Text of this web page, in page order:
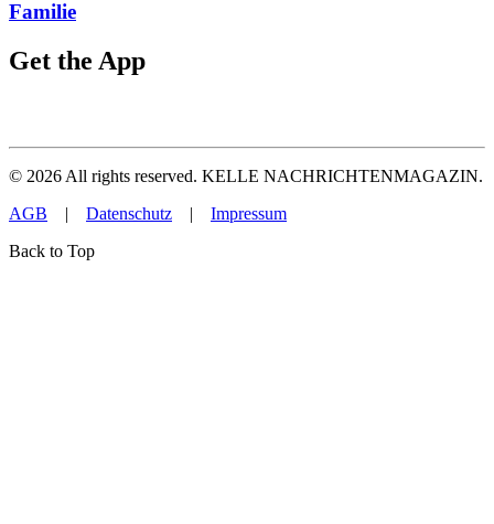
Familie
Get the App
© 2026 All rights reserved. KELLE NACHRICHTENMAGAZIN.
AGB | Datenschutz | Impressum
Back to Top